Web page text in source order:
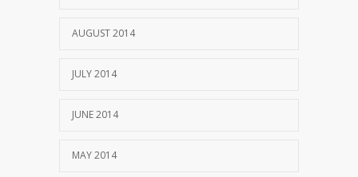
AUGUST 2014
JULY 2014
JUNE 2014
MAY 2014